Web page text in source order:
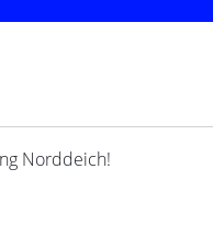
Norddeich!